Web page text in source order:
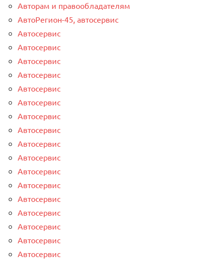
Авторам и правообладателям
АвтоРегион-45, автосервис
Автосервис
Автосервис
Автосервис
Автосервис
Автосервис
Автосервис
Автосервис
Автосервис
Автосервис
Автосервис
Автосервис
Автосервис
Автосервис
Автосервис
Автосервис
Автосервис
Автосервис